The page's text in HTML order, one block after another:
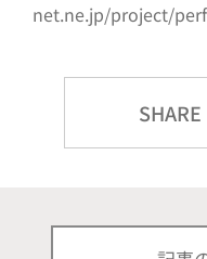
net.ne.jp/project/
SHARE